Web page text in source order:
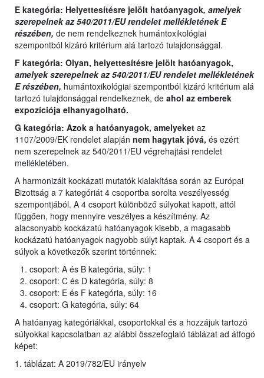
E kategória: Helyettesítésre jelölt hatóanyagok, amelyek
szerepelnek az 540/2011/EU rendelet mellékletének E
részében, de nem rendelkeznek humántoxikológiai
szempontból kizáró kritérium alá tartozó tulajdonsággal.
F kategória: Olyan, helyettesítésre jelölt hatóanyagok,
amelyek szerepelnek az 540/2011/EU rendelet mellékletének
E részében, humántoxikológiai szempontból kizáró kritérium alá
tartozó tulajdonsággal rendelkeznek, de ahol az emberek
expozíciója elhanyagolható.
G kategória: Azok a hatóanyagok, amelyeket az
1107/2009/EK rendelet alapján nem hagytak jóvá, és ezért
nem szerepelnek az 540/2011/EU végrehajtási rendelet
mellékletében.
A harmonizált kockázati mutatók kialakítása során az Európai
Bizottság a 7 kategóriát 4 csoportba sorolta veszélyesség
szempontjából. A 4 csoport különböző súlyokat kapott, attól
függően, hogy mennyire veszélyes a készítmény. Az
alacsonyabb kockázatú hatóanyagok kisebb, a magasabb
kockázatú hatóanyagok nagyobb súlyt kaptak. A 4 csoport és a
súlyok a következők szerint történnek:
csoport: A és B kategória, súly: 1
csoport: C és D kategória, súly: 8
csoport: E és F kategória, súly: 16
csoport: G kategória, súly: 64
A hatóanyag kategóriákkal, csoportokkal és a hozzájuk tartozó
súlyokkal kapcsolatban az alábbi összefoglaló táblázat ad átfogó
képet:
1. táblázat: A 2019/782/EU irányelv